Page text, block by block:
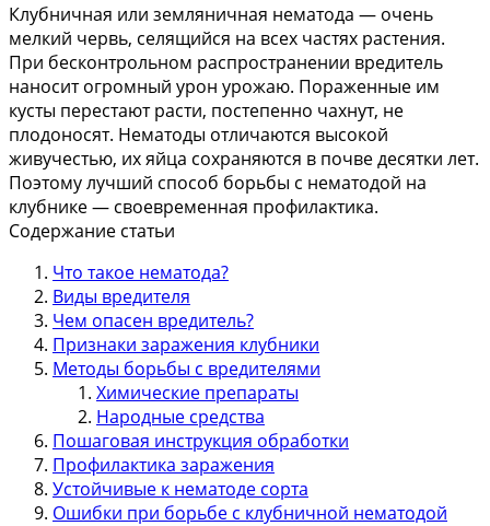
Клубничная или земляничная нематода — очень
мелкий червь, селящийся на всех частях растения.
При бесконтрольном распространении вредитель
наносит огромный урон урожаю. Пораженные им
кусты перестают расти, постепенно чахнут, не
плодоносят. Нематоды отличаются высокой
живучестью, их яйца сохраняются в почве десятки лет.
Поэтому лучший способ борьбы с нематодой на
клубнике — своевременная профилактика.
Содержание статьи
Что такое нематода?
Виды вредителя
Чем опасен вредитель?
Признаки заражения клубники
Методы борьбы с вредителями
Химические препараты
Народные средства
Пошаговая инструкция обработки
Профилактика заражения
Устойчивые к нематоде сорта
Ошибки при борьбе с клубничной нематодой